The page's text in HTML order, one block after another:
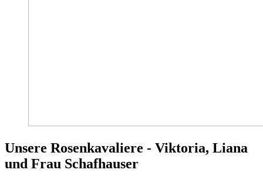
Unsere Rosenkavaliere - Viktoria, Liana
und Frau Schafhauser